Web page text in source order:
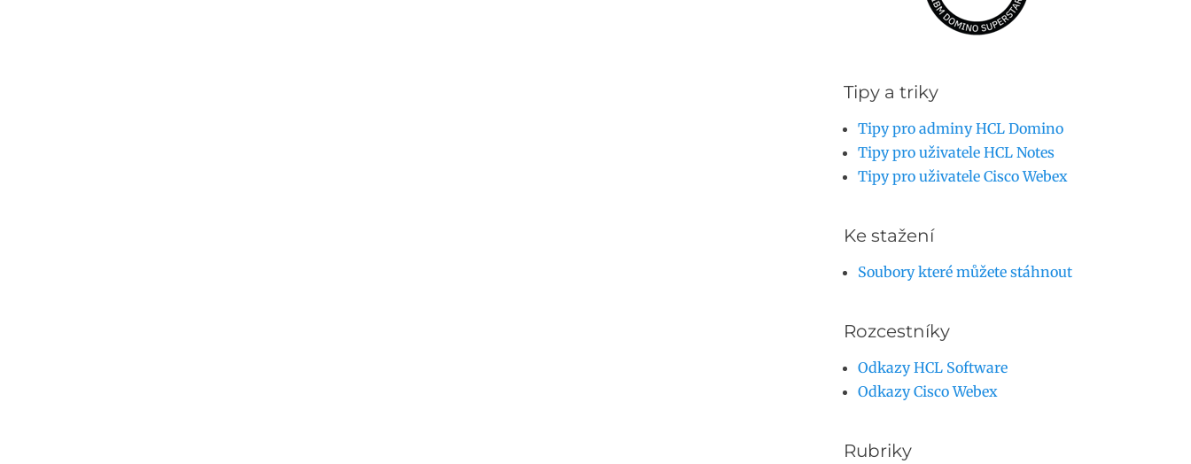
Tipy a triky
Tipy pro adminy HCL Domino
Tipy pro uživatele HCL Notes
Tipy pro uživatele Cisco Webex
Ke stažení
Soubory které můžete stáhnout
Rozcestníky
Odkazy HCL Software
Odkazy Cisco Webex
Rubriky